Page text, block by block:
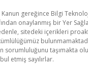
Kanun gereğince Bilgi
onaylanmış bir Yer
sitedeki içerikleri
sorumluluğunu taşımakta
etmiş sayılırlar.